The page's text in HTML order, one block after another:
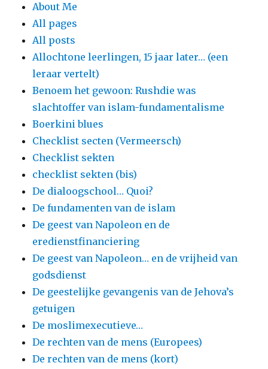
About Me
All pages
All posts
Allochtone leerlingen, 15 jaar later… (een
leraar vertelt)
Benoem het gewoon: Rushdie was
slachtoffer van islam-fundamentalisme
Boerkini blues
Checklist secten (Vermeersch)
Checklist sekten
checklist sekten (bis)
De dialoogschool… Quoi?
De fundamenten van de islam
De geest van Napoleon en de
eredienstfinanciering
De geest van Napoleon… en de vrijheid van
godsdienst
De geestelijke gevangenis van de Jehova’s
getuigen
De moslimexecutieve…
De rechten van de mens (Europees)
De rechten van de mens (kort)